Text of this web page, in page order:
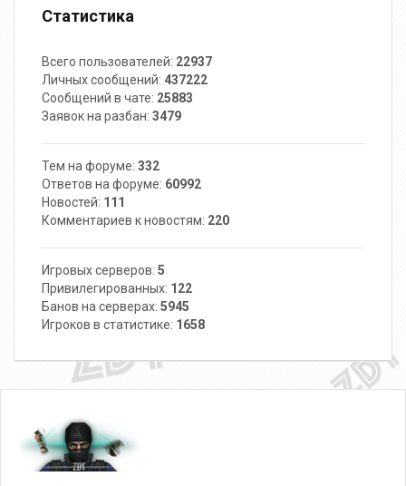
Статистика
Всего пользователей: 22937
Личных сообщений: 437222
Сообщений в чате: 25883
Заявок на разбан: 3479
Тем на форуме: 332
Ответов на форуме: 60992
Новостей: 111
Комментариев к новостям: 220
Игровых серверов: 5
Привилегированных: 122
Банов на серверах: 5945
Игроков в статистике: 1658